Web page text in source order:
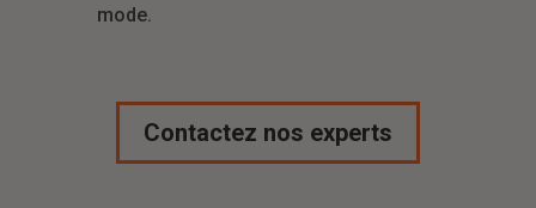
mode.
Contactez nos experts